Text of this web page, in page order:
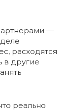
—
расходятся
в другие
реально